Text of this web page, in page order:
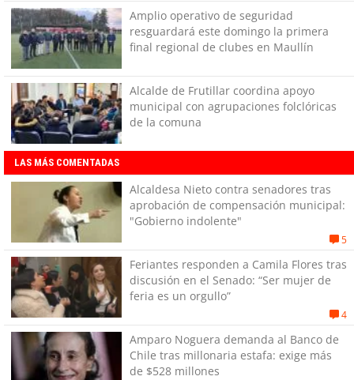
Amplio operativo de seguridad
resguardará este domingo la primera
final regional de clubes en Maullín
Alcalde de Frutillar coordina apoyo
municipal con agrupaciones folclóricas
de la comuna
LAS MÁS COMENTADAS
Alcaldesa Nieto contra senadores tras
aprobación de compensación municipal:
"Gobierno indolente"
5
Feriantes responden a Camila Flores tras
discusión en el Senado: “Ser mujer de
feria es un orgullo”
4
Amparo Noguera demanda al Banco de
Chile tras millonaria estafa: exige más
de $528 millones